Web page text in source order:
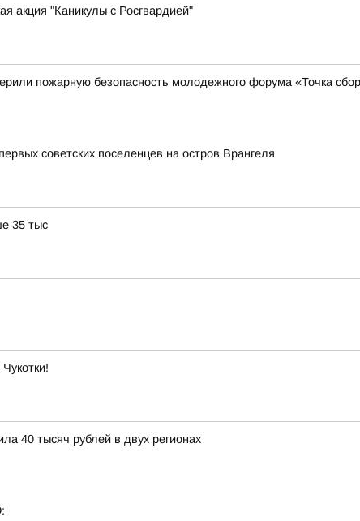
акция "Каникулы с Росгвардией"
пожарную безопасность молодежного форума «Точка
советских поселенцев на остров Врангеля
35 тыс
40 тысяч рублей в двух регионах